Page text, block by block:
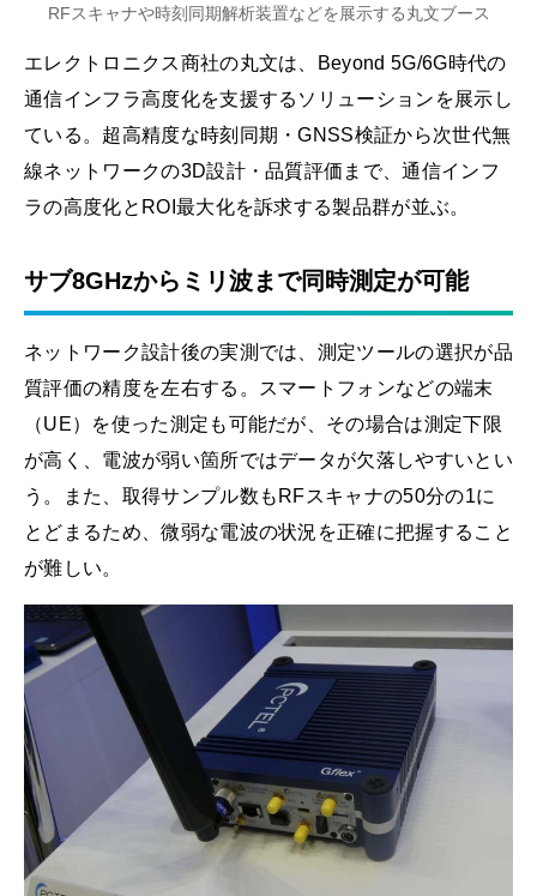
RFスキャナや時刻同期解析装置などを展示する丸文ブース
エレクトロニクス商社の丸文は、Beyond 5G/6G時代の
通信インフラ高度化を支援するソリューションを展示し
ている。超高精度な時刻同期・GNSS検証から次世代無
線ネットワークの3D設計・品質評価まで、通信インフ
ラの高度化とROI最大化を訴求する製品群が並ぶ。
サブ8GHzからミリ波まで同時測定が可能
ネットワーク設計後の実測では、測定ツールの選択が品
質評価の精度を左右する。スマートフォンなどの端末
（UE）を使った測定も可能だが、その場合は測定下限
が高く、電波が弱い箇所ではデータが欠落しやすいとい
う。また、取得サンプル数もRFスキャナの50分の1に
とどまるため、微弱な電波の状況を正確に把握すること
が難しい。